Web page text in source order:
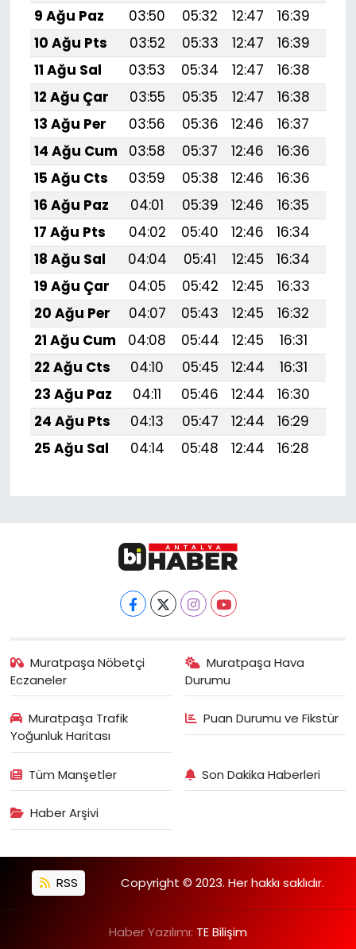
9 Ağu Paz
03:50 05:32 12:47 16:39
10 Ağu Pts
03:52 05:33 12:47 16:39
11 Ağu Sal
03:53 05:34 12:47 16:38
12 Ağu Çar
03:55 05:35 12:47 16:38
13 Ağu Per
03:56 05:36 12:46 16:37
14 Ağu Cum
03:58 05:37 12:46 16:36
15 Ağu Cts
03:59 05:38 12:46 16:36
16 Ağu Paz
04:01 05:39 12:46 16:35
17 Ağu Pts
04:02 05:40 12:46 16:34
18 Ağu Sal
04:04 05:41 12:45 16:34
19 Ağu Çar
04:05 05:42 12:45 16:33
20 Ağu Per
04:07 05:43 12:45 16:32
21 Ağu Cum
04:08 05:44 12:45 16:31
22 Ağu Cts
04:10 05:45 12:44 16:31
23 Ağu Paz
04:11 05:46 12:44 16:30
24 Ağu Pts
04:13 05:47 12:44 16:29
25 Ağu Sal
04:14 05:48 12:44 16:28
Muratpaşa Nöbetçi
Eczaneler
Muratpaşa Hava
Durumu
Muratpaşa Trafik
Yoğunluk Haritası
Puan Durumu ve Fikstür
Tüm Manşetler Son Dakika Haberleri
Haber Arşivi
RSS Copyright © 2023. Her hakkı saklıdır.
Haber Yazılımı: TE Bilişim